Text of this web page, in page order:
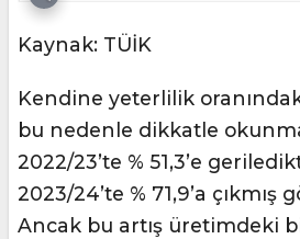
Kaynak: TÜİK
Kendine yeterlilik
bu nedenle dikkatle
2022/23’te % 51,3’e
2023/24’te % 71,9’a
Ancak bu artış üretimdeki